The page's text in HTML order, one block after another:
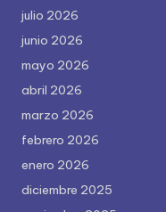
julio 2026
junio 2026
mayo 2026
abril 2026
marzo 2026
febrero 2026
enero 2026
diciembre 2025